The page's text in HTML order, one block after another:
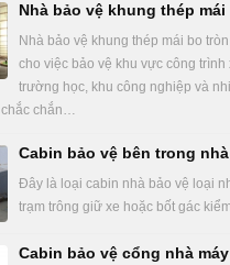
Nhà bảo vệ khung thép
Nhà bảo vệ khung thép mái bo
cho việc bảo vệ khu vực công trình
trường học, khu công nghiệp và
chắn…
Cabin bảo vệ bên trong
Đây là loại cabin nhà bảo vệ loại
trạm trông giữ xe hoặc bốt gác
Cabin bảo vệ cổng nhà máy